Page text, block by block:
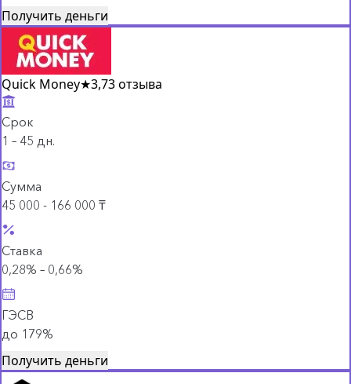
Получить деньги
Quick Money★3,73 отзыва
Срок
1 – 45 дн.
Сумма
45 000 - 166 000 ₸
Ставка
0,28% – 0,66%
ГЭСВ
до 179%
Получить деньги